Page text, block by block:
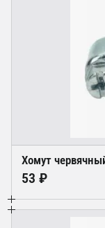
Хомут
53 ₽